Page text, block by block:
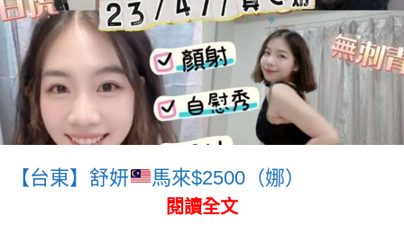
【台東】舒妍 馬來$2500（娜）
閱讀全文